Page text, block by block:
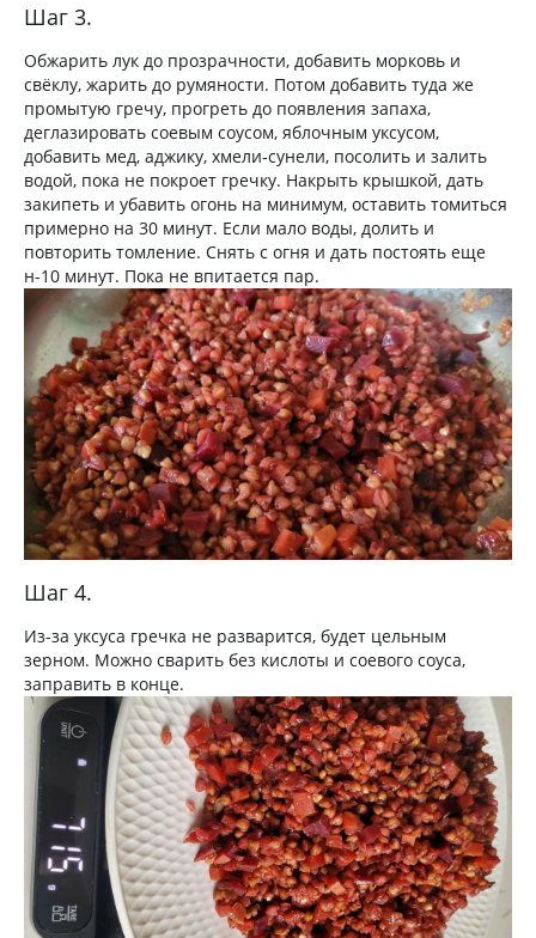
Шаг 3.
Обжарить лук до прозрачности, добавить морковь и
свёклу, жарить до румяности. Потом добавить туда же
промытую гречу, прогреть до появления запаха,
деглазировать соевым соусом, яблочным уксусом,
добавить мед, аджику, хмели-сунели, посолить и залить
водой, пока не покроет гречку. Накрыть крышкой, дать
закипеть и убавить огонь на минимум, оставить томиться
примерно на 30 минут. Если мало воды, долить и
повторить томление. Снять с огня и дать постоять еще
н-10 минут. Пока не впитается пар.
Шаг 4.
Из-за уксуса гречка не разварится, будет цельным
зерном. Можно сварить без кислоты и соевого соуса,
заправить в конце.